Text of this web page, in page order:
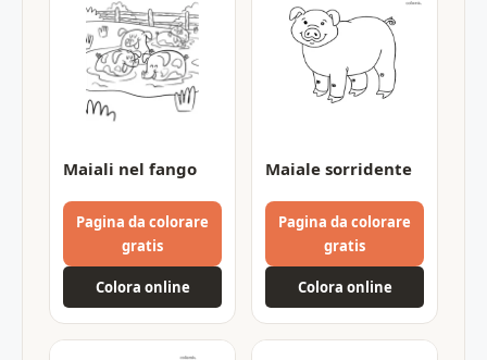
Maiali nel fango
Pagina da colorare
gratis
Colora online
Maiale sorridente
Pagina da colorare
gratis
Colora online